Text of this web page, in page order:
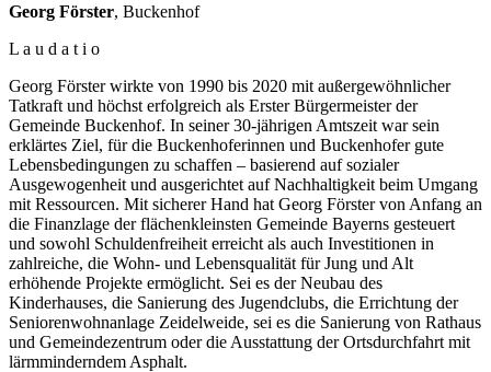
Georg Förster, Buckenhof
L a u d a t i o
Georg Förster wirkte von 1990 bis 2020 mit außergewöhnlicher
Tatkraft und höchst erfolgreich als Erster Bürgermeister der
Gemeinde Buckenhof. In seiner 30-jährigen Amtszeit war sein
erklärtes Ziel, für die Buckenhoferinnen und Buckenhofer gute
Lebensbedingungen zu schaffen – basierend auf sozialer
Ausgewogenheit und ausgerichtet auf Nachhaltigkeit beim Umgang
mit Ressourcen. Mit sicherer Hand hat Georg Förster von Anfang an
die Finanzlage der flächenkleinsten Gemeinde Bayerns gesteuert
und sowohl Schuldenfreiheit erreicht als auch Investitionen in
zahlreiche, die Wohn- und Lebensqualität für Jung und Alt
erhöhende Projekte ermöglicht. Sei es der Neubau des
Kinderhauses, die Sanierung des Jugendclubs, die Errichtung der
Seniorenwohnanlage Zeidelweide, sei es die Sanierung von Rathaus
und Gemeindezentrum oder die Ausstattung der Ortsdurchfahrt mit
lärmminderndem Asphalt.